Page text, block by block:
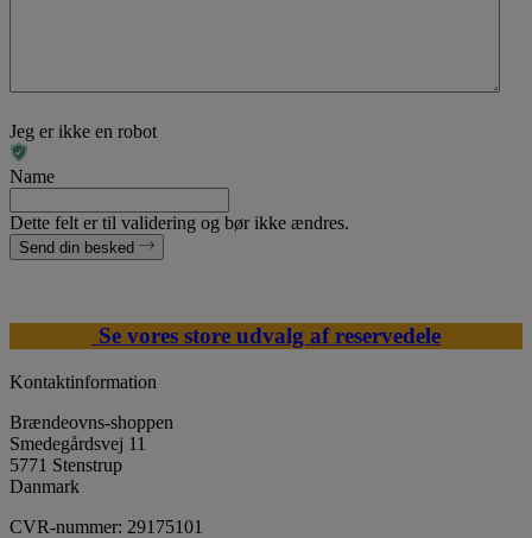
Jeg er ikke en robot
Name
Dette felt er til validering og bør ikke ændres.
Send din besked
Se vores store udvalg af reservedele
Kontaktinformation
Brændeovns-shoppen
Smedegårdsvej 11
5771 Stenstrup
Danmark
CVR-nummer: 29175101